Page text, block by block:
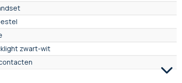
zwart-wit